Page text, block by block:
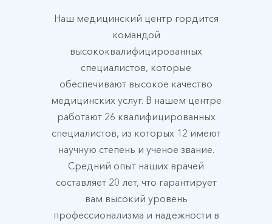
Наш медицинский центр гордится
командой
высококвалифицированных
специалистов, которые
обеспечивают высокое качество
медицинских услуг. В нашем центре
работают 26 квалифицированных
специалистов, из которых 12 имеют
научную степень и ученое звание.
Средний опыт наших врачей
составляет 20 лет, что гарантирует
вам высокий уровень
профессионализма и надежности в